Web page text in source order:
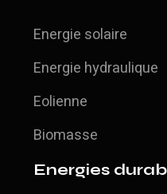
Energie solaire
Energie hydraulique
Eolienne
Biomasse
Energies